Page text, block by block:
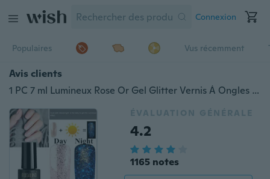
Connexion
Populaires Vus récemment
Avis clients
1 PC 7 ml Lumineux Rose Or Gel Glitter Vernis À Ongles Semi Permanent Chanceux Nail Art Laque Soak Off UV Gel
ÉVALUATION GÉNÉRALE
4.2
1165 notes